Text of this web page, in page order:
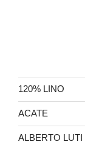
120% LINO
ACATE
ALBERTO LUTI